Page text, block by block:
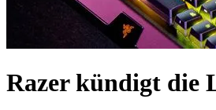
Razer kündigt die